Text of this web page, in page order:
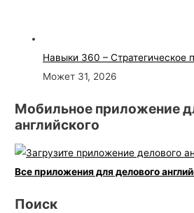
Навыки 360 – Стратегическое
Может 31, 2026
Мобильное приложение
английского
Все приложения для делового
Поиск